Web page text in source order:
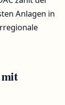
Anlagen in
mit